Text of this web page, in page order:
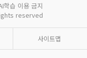
학습 이용 금지
reserved
사이트맵